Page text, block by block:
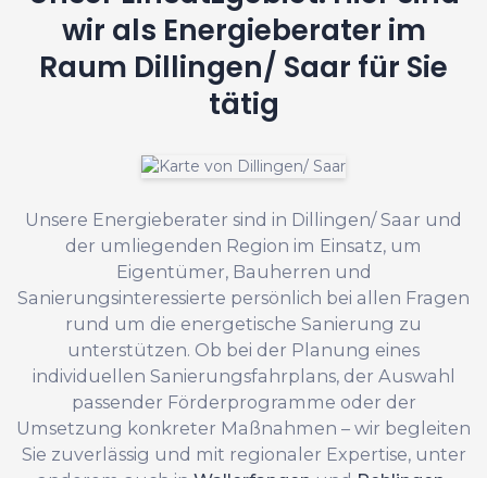
wir als Energieberater im
Raum Dillingen/ Saar für Sie
tätig
Unsere Energieberater sind in Dillingen/ Saar und
der umliegenden Region im Einsatz, um
Eigentümer, Bauherren und
Sanierungsinteressierte persönlich bei allen Fragen
rund um die energetische Sanierung zu
unterstützen. Ob bei der Planung eines
individuellen Sanierungsfahrplans, der Auswahl
passender Förderprogramme oder der
Umsetzung konkreter Maßnahmen – wir begleiten
Sie zuverlässig und mit regionaler Expertise, unter